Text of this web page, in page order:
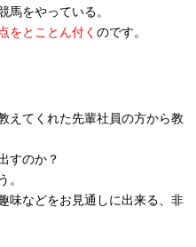
馬をやっている。
をとことん付く のです。
えてくれた先輩社員の方から教
すのか？
。
味などをお見通しに出来る、非